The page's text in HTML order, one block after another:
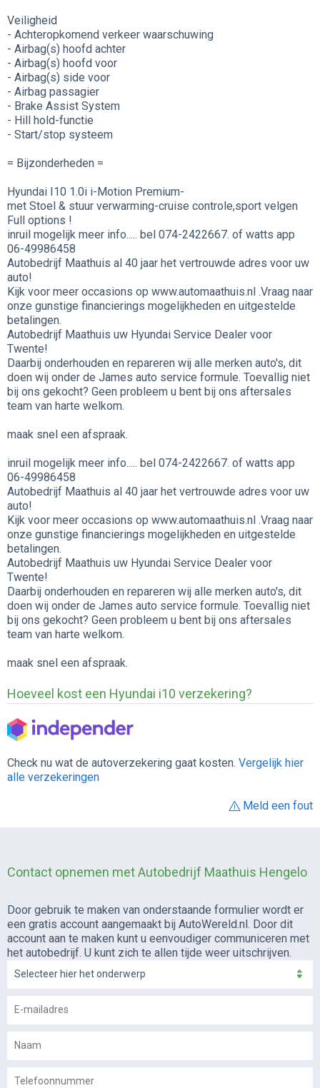
Veiligheid
- Achteropkomend verkeer waarschuwing
- Airbag(s) hoofd achter
- Airbag(s) hoofd voor
- Airbag(s) side voor
- Airbag passagier
- Brake Assist System
- Hill hold-functie
- Start/stop systeem
= Bijzonderheden =
Hyundai I10 1.0i i-Motion Premium-
met Stoel & stuur verwarming-cruise controle,sport velgen
Full options !
inruil mogelijk meer info..... bel 074-2422667. of watts app
06-49986458
Autobedrijf Maathuis al 40 jaar het vertrouwde adres voor uw
auto!
Kijk voor meer occasions op www.automaathuis.nl .Vraag naar
onze gunstige financierings mogelijkheden en uitgestelde
betalingen.
Autobedrijf Maathuis uw Hyundai Service Dealer voor
Twente!
Daarbij onderhouden en repareren wij alle merken auto's, dit
doen wij onder de James auto service formule. Toevallig niet
bij ons gekocht? Geen probleem u bent bij ons aftersales
team van harte welkom.
maak snel een afspraak.
inruil mogelijk meer info..... bel 074-2422667. of watts app
06-49986458
Autobedrijf Maathuis al 40 jaar het vertrouwde adres voor uw
auto!
Kijk voor meer occasions op www.automaathuis.nl .Vraag naar
onze gunstige financierings mogelijkheden en uitgestelde
betalingen.
Autobedrijf Maathuis uw Hyundai Service Dealer voor
Twente!
Daarbij onderhouden en repareren wij alle merken auto's, dit
doen wij onder de James auto service formule. Toevallig niet
bij ons gekocht? Geen probleem u bent bij ons aftersales
team van harte welkom.
maak snel een afspraak.
Hoeveel kost een Hyundai i10 verzekering?
Check nu wat de autoverzekering gaat kosten. Vergelijk hier
alle verzekeringen
Meld een fout
Contact opnemen met Autobedrijf Maathuis Hengelo
Door gebruik te maken van onderstaande formulier wordt er
een gratis account aangemaakt bij AutoWereld.nl. Door dit
account aan te maken kunt u eenvoudiger communiceren met
het autobedrijf. U kunt zich te allen tijde weer uitschrijven.
Selecteer hier het onderwerp